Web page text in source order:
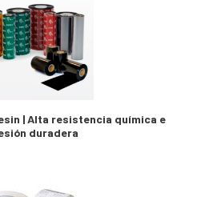
| Alta resistencia química e
duradera